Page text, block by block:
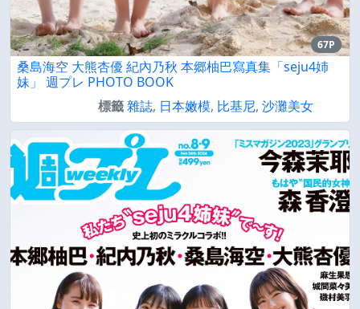
67P
桑島海空 大熊杏優 紀內乃秋 本郷柚巴寫真集「seju4姉
妹」 週プレ PHOTO BOOK
標籤雜誌, 日本嫩模, 比基尼, 沙灘美女